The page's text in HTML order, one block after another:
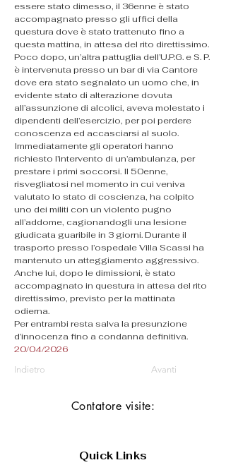
essere stato dimesso, il 36enne è stato
accompagnato presso gli uffici della
questura dove è stato trattenuto fino a
questa mattina, in attesa del rito direttissimo.
Poco dopo, un’altra pattuglia dell’U.P.G. e S. P.
è intervenuta presso un bar di via Cantore
dove era stato segnalato un uomo che, in
evidente stato di alterazione dovuta
all’assunzione di alcolici, aveva molestato i
dipendenti dell’esercizio, per poi perdere
conoscenza ed accasciarsi al suolo.
Immediatamente gli operatori hanno
richiesto l’intervento di un’ambulanza, per
prestare i primi soccorsi. Il 50enne,
risvegliatosi nel momento in cui veniva
valutato lo stato di coscienza, ha colpito
uno dei militi con un violento pugno
all’addome, cagionandogli una lesione
giudicata guaribile in 3 giorni. Durante il
trasporto presso l’ospedale Villa Scassi ha
mantenuto un atteggiamento aggressivo.
Anche lui, dopo le dimissioni, è stato
accompagnato in questura in attesa del rito
direttissimo, previsto per la mattinata
odierna.
Per entrambi resta salva la presunzione
d’innocenza fino a condanna definitiva.
20/04/2026
Indietro Avanti
Contatore visite:
Quick Links